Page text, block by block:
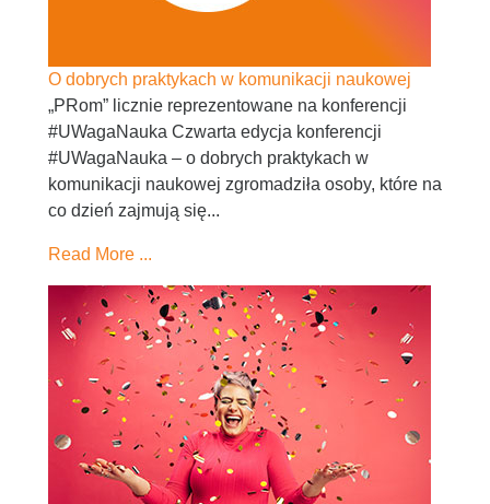
O dobrych praktykach w komunikacji naukowej
„PRom” licznie reprezentowane na konferencji
#UWagaNauka Czwarta edycja konferencji
#UWagaNauka – o dobrych praktykach w
komunikacji naukowej zgromadziła osoby, które na
co dzień zajmują się...
Read More ...